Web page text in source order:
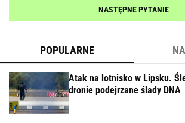
NASTĘPNE PYTANIE
POPULARNE
Atak na lotnisko w Lipsku.
dronie podejrzane ślady DNA